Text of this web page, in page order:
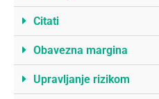
Citati
Obavezna margina
Upravljanje rizikom